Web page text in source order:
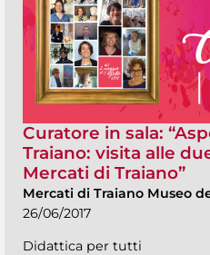
Curatore in sala:
Traiano: visita alle
Mercati di Traiano”
Mercati di Traiano Museo
26/06/2017
Didattica per tutti